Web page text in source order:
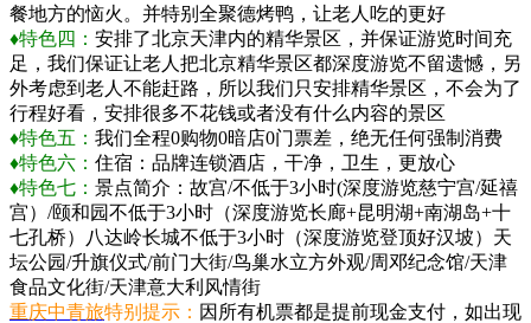
餐地方的恼火。并特别全聚德烤鸭，让老人吃的更好
♦特色四： 安排了北京天津内的精华景区，并保证游览时间充
足，我们保证让老人把北京精华景区都深度游览不留遗憾，另
外考虑到老人不能赶路，所以我们只安排精华景区，不会为了
行程好看，安排很多不花钱或者没有什么内容的景区
♦特色五： 我们全程0购物0暗店0门票差，绝无任何强制消费
♦特色六： 住宿：品牌连锁酒店，干净，卫生，更放心
♦特色七： 景点简介：故宫/不低于3小时(深度游览慈宁宫/延禧
宫）/颐和园不低于3小时（深度游览长廊+昆明湖+南湖岛+十
七孔桥）八达岭长城不低于3小时（深度游览登顶好汉坡）天
坛公园/升旗仪式/前门大街/鸟巢水立方外观/周邓纪念馆/天津
食品文化街/天津意大利风情街
重庆中青旅特别提示： 因所有机票都是提前现金支付，如出现